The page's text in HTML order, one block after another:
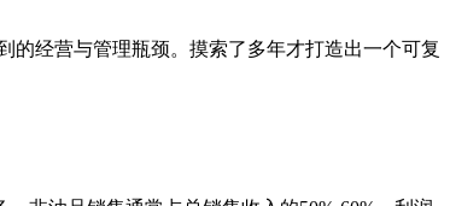
的经营与管理瓶颈。摸索了多年才打造出一个可复